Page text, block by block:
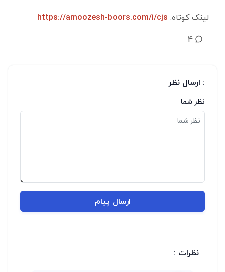
لینک کوتاه: https://amoozesh-boors.com/i/cjs
4
: ارسال نظر
نظر شما
ارسال پیام
نظرات :